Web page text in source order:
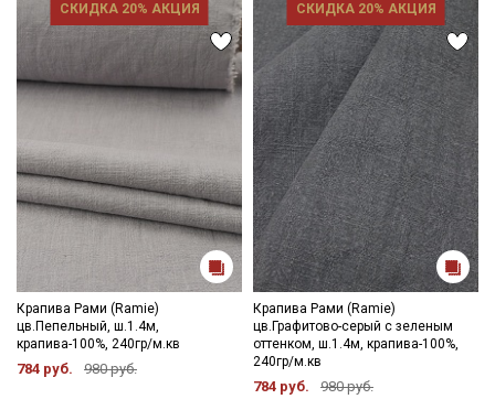
СКИДКА 20% АКЦИЯ
Крапива Рами (Ramie)
цв.Пепельный, ш.1.4м,
крапива-100%, 240гр/м.кв
784 руб. 980 руб.
СКИДКА 20% АКЦИЯ
Крапива Рами (Ramie)
цв.Графитово-серый с зеленым
оттенком, ш.1.4м, крапива-100%,
240гр/м.кв
784 руб. 980 руб.